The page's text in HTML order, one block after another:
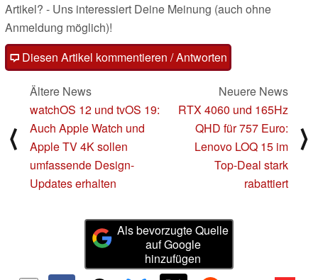
Artikel? - Uns interessiert Deine Meinung (auch ohne
Anmeldung möglich)!
Diesen Artikel kommentieren / Antworten
⟨
Ältere News
watchOS 12 und tvOS 19:
Auch Apple Watch und
Apple TV 4K sollen
umfassende Design-
Updates erhalten
Neuere News
RTX 4060 und 165Hz
QHD für 757 Euro:
Lenovo LOQ 15 im
Top-Deal stark
rabattiert
⟩
Als bevorzugte Quelle
auf Google
hinzufügen